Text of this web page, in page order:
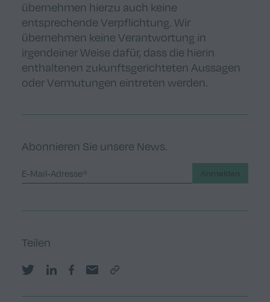
übernehmen hierzu auch keine
entsprechende Verpflichtung. Wir
übernehmen keine Verantwortung in
irgendeiner Weise dafür, dass die hierin
enthaltenen zukunftsgerichteten Aussagen
oder Vermutungen eintreten werden.
Abonnieren Sie unsere News.
Teilen
Share on Twitter
Share on LinkedIn
Share on Facebook
Share by email
Copy Link